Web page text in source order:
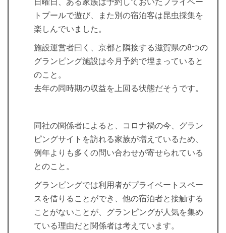
日曜日、ある家族は予約しておいたプライベー
トプールで遊び、また別の宿泊客は昆虫採集を
楽しんでいました。
施設運営者曰く、京都と隣接する滋賀県の8つの
グランピング施設は今月予約で埋まっていると
のこと。
去年の同時期の収益を上回る状態だそうです。
同社の関係者によると、コロナ禍の今、グラン
ピングサイトを訪れる家族が増えているため、
例年よりも多くの問い合わせが寄せられている
とのこと。
グランピングでは利用者がプライベートスペー
スを借りることができ、他の宿泊者と接触する
ことがないことが、グランピングが人気を集め
ている理由だと関係者は考えています。